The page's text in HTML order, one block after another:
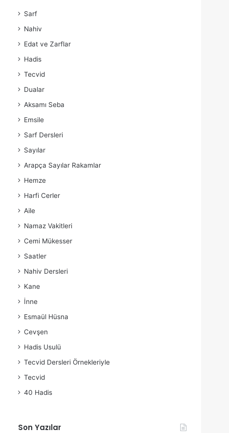
Sarf
Nahiv
Edat ve Zarflar
Hadis
Tecvid
Dualar
Aksamı Seba
Emsile
Sarf Dersleri
Sayılar
Arapça Sayılar Rakamlar
Hemze
Harfi Cerler
Aile
Namaz Vakitleri
Cemi Mükesser
Saatler
Nahiv Dersleri
Kane
İnne
Esmaül Hüsna
Cevşen
Hadis Usulü
Tecvid Dersleri Örnekleriyle
Tecvid
40 Hadis
Son Yazılar